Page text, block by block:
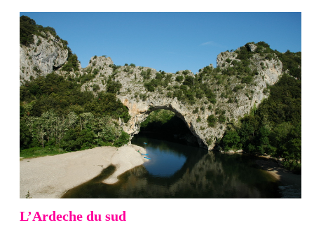
L’Ardeche du sud